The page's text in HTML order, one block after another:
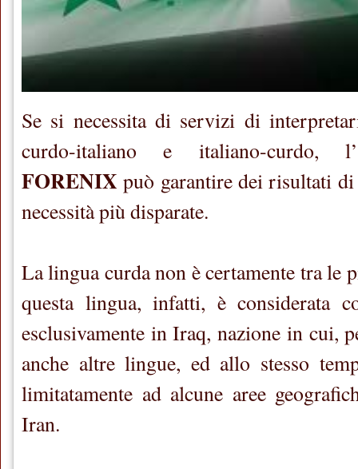
Se si necessita di servizi di
curdo-italiano e italiano-curdo,
FORENIX può garantire dei risultati
necessità più disparate.
La lingua curda non è certamente tra le
questa lingua, infatti, è considerata
esclusivamente in Iraq, nazione in cui,
anche altre lingue, ed allo stesso
limitatamente ad alcune aree
Iran.